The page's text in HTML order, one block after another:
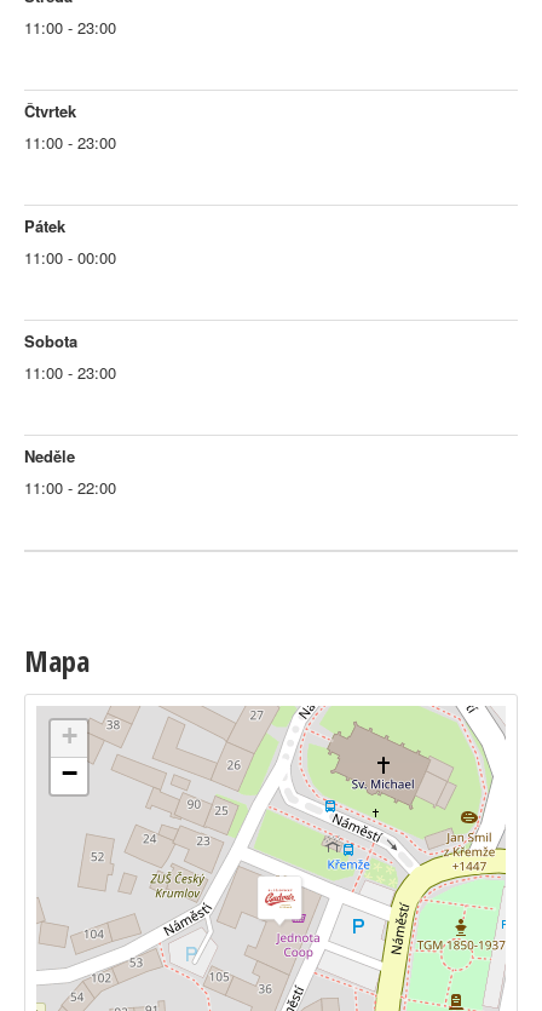
11:00 - 23:00
Čtvrtek
11:00 - 23:00
Pátek
11:00 - 00:00
Sobota
11:00 - 23:00
Neděle
11:00 - 22:00
Mapa
+
−